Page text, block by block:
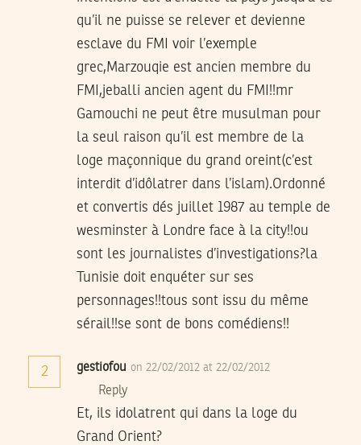
qu’il ne puisse se relever et devienne
esclave du FMI voir l’exemple
grec,Marzouqie est ancien membre du
FMI,jeballi ancien agent du FMI!!mr
Gamouchi ne peut être musulman pour
la seul raison qu’il est membre de la
loge maçonnique du grand oreint(c’est
interdit d’idôlatrer dans l’islam).Ordonné
et convertis dés juillet 1987 au temple de
wesminster à Londre face à la city!!ou
sont les journalistes d’investigations?la
Tunisie doit enquéter sur ses
personnages!!tous sont issu du même
sérail!!se sont de bons comédiens!!
2 gestiofou on 22/02/2012 at 22/02/2012
Reply
Et, ils idolatrent qui dans la loge du
Grand Orient?